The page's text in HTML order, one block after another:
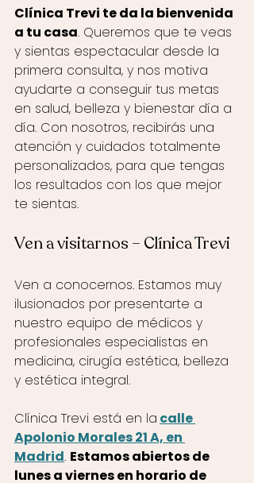
Clínica Trevi te da la bienvenida
a tu casa. Queremos que te veas
y sientas espectacular desde la
primera consulta, y nos motiva
ayudarte a conseguir tus metas
en salud, belleza y bienestar día a
día. Con nosotros, recibirás una
atención y cuidados totalmente
personalizados, para que tengas
los resultados con los que mejor
te sientas.
Ven a visitarnos – Clínica Trevi
Ven a conocernos. Estamos muy
ilusionados por presentarte a
nuestro equipo de médicos y
profesionales especialistas en
medicina, cirugía estética, belleza
y estética integral.
Clínica Trevi está en la calle
Apolonio Morales 21 A, en
Madrid. Estamos abiertos de
lunes a viernes en horario de